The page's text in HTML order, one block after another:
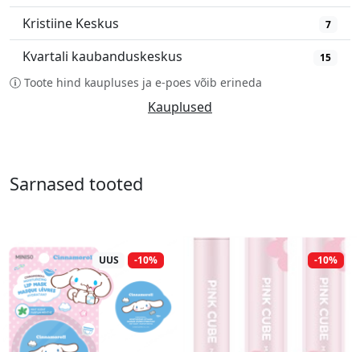
Kristiine Keskus 7
Kvartali kaubanduskeskus 15
Toote hind kaupluses ja e-poes võib erineda
Kauplused
Sarnased tooted
UUS -10% -10%